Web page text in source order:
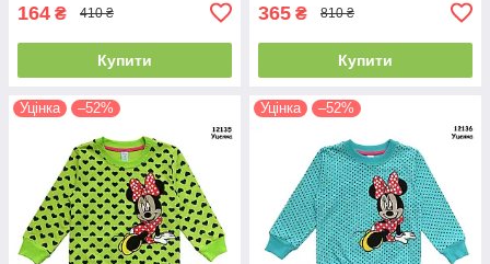
164 ₴ 410 ₴
Купити
365 ₴ 810 ₴
Купити
Уцінка –52% Уцінка –52%